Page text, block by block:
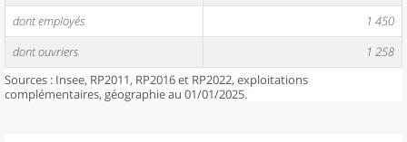
dont employés
1 450
dont ouvriers
1 258
Sources : Insee, RP2011, RP2016 et RP2022, exploitations
complémentaires, géographie au 01/01/2025.